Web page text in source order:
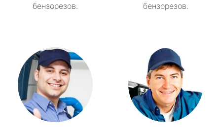
бензорезов.
бензорезов.